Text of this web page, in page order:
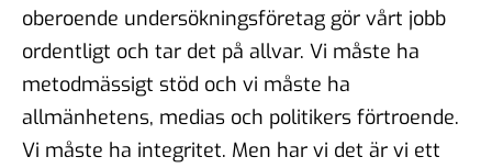
oberoende undersökningsföretag gör vårt jobb
ordentligt och tar det på allvar. Vi måste ha
metodmässigt stöd och vi måste ha
allmänhetens, medias och politikers förtroende.
Vi måste ha integritet. Men har vi det är vi ett